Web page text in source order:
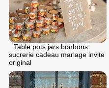
Table pots jars bonbons
sucrerie cadeau mariage invite
original